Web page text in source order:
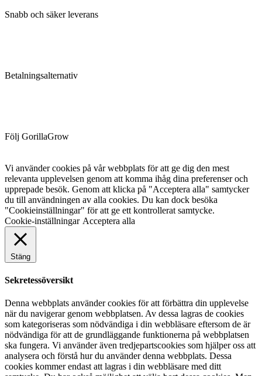
Snabb och säker leverans
Betalningsalternativ
Följ GorillaGrow
Vi använder cookies på vår webbplats för att ge dig den mest
relevanta upplevelsen genom att komma ihåg dina preferenser och
upprepade besök. Genom att klicka på "Acceptera alla" samtycker
du till användningen av alla cookies. Du kan dock besöka
"Cookieinställningar" för att ge ett kontrollerat samtycke.
Cookie-inställningar Acceptera alla
Stäng
Sekretessöversikt
Denna webbplats använder cookies för att förbättra din upplevelse
när du navigerar genom webbplatsen. Av dessa lagras de cookies
som kategoriseras som nödvändiga i din webbläsare eftersom de är
nödvändiga för att de grundläggande funktionerna på webbplatsen
ska fungera. Vi använder även tredjepartscookies som hjälper oss att
analysera och förstå hur du använder denna webbplats. Dessa
cookies kommer endast att lagras i din webbläsare med ditt